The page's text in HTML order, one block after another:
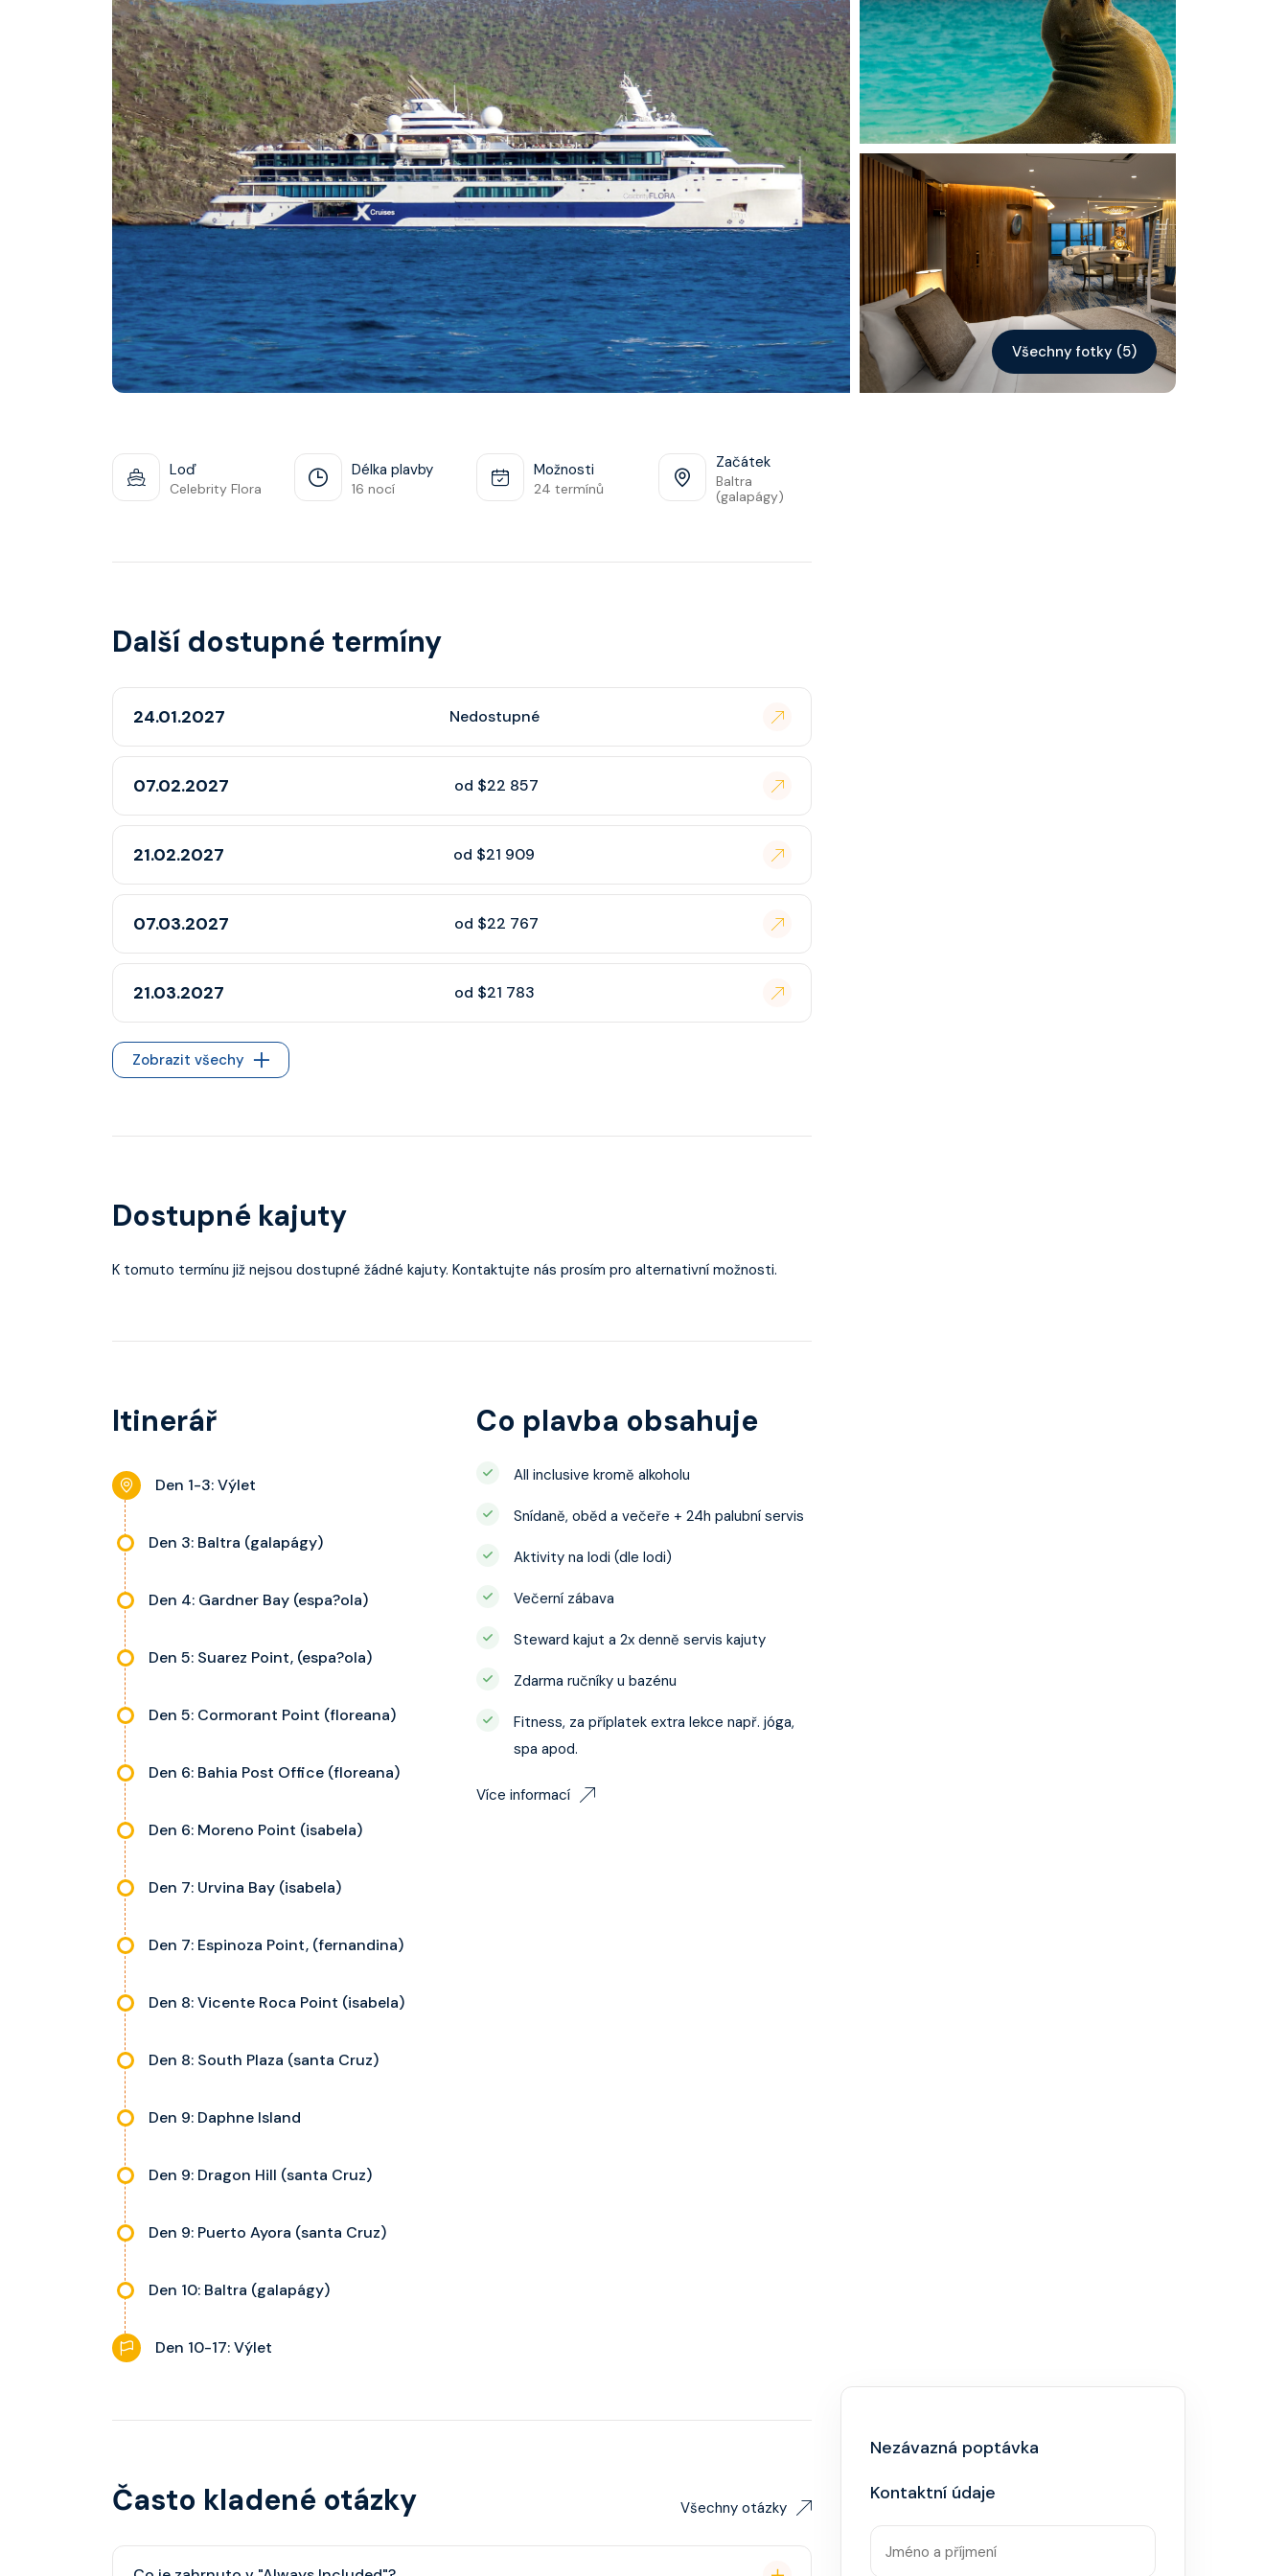
Kontakt
Vyhledat plavbu
Všechny fotky (5)
Loď
Celebrity Flora
Délka plavby
16 nocí
Možnosti
24 termínů
Začátek
Baltra
(galapágy)
Další dostupné termíny
24.01.2027 Nedostupné
07.02.2027 od $22 857
21.02.2027 od $21 909
07.03.2027 od $22 767
21.03.2027 od $21 783
Zobrazit všechy
Dostupné kajuty
K tomuto termínu již nejsou dostupné žádné kajuty. Kontaktujte nás prosím pro alternativní možnosti.
Itinerář
Den 1-3: Výlet
Den 3: Baltra (galapágy)
Den 4: Gardner Bay (espa?ola)
Den 5: Suarez Point, (espa?ola)
Den 5: Cormorant Point (floreana)
Den 6: Bahia Post Office (floreana)
Den 6: Moreno Point (isabela)
Den 7: Urvina Bay (isabela)
Den 7: Espinoza Point, (fernandina)
Den 8: Vicente Roca Point (isabela)
Den 8: South Plaza (santa Cruz)
Den 9: Daphne Island
Den 9: Dragon Hill (santa Cruz)
Den 9: Puerto Ayora (santa Cruz)
Den 10: Baltra (galapágy)
Den 10-17: Výlet
Co plavba obsahuje
All inclusive kromě alkoholu
Snídaně, oběd a večeře + 24h palubní servis
Aktivity na lodi (dle lodi)
Večerní zábava
Steward kajut a 2x denně servis kajuty
Zdarma ručníky u bazénu
Fitness, za příplatek extra lekce např. jóga,
spa apod.
Více informací
Často kladené otázky Všechny otázky
Nezávazná poptávka
Kontaktní údaje